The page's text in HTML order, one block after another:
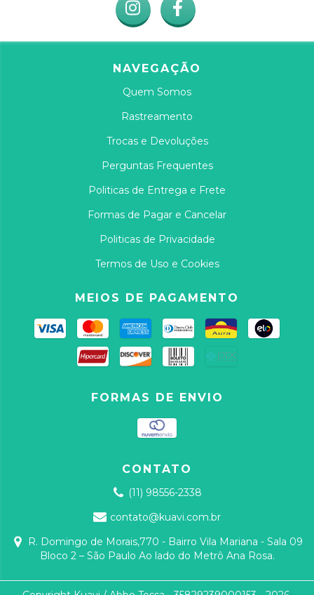
NAVEGAÇÃO
Quem Somos
Rastreamento
Trocas e Devoluções
Perguntas Frequentes
Politicas de Entrega e Frete
Formas de Pagar e Cancelar
Politicas de Privacidade
Termos de Uso e Cookies
MEIOS DE PAGAMENTO
FORMAS DE ENVIO
CONTATO
(11) 98556-2338
contato@kuavi.com.br
R. Domingo de Morais,770 - Bairro Vila Mariana - Sala 09
Bloco 2 – São Paulo Ao lado do Metrô Ana Rosa.